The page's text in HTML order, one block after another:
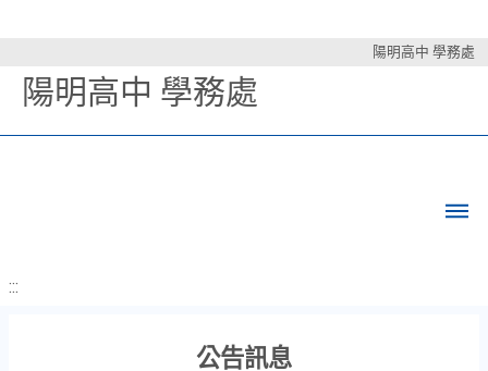
陽明高中 學務處
陽明高中 學務處
:::
公告訊息